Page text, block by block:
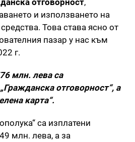
и използването на
Това става ясно от
пазар у нас към
г.
млн. лева са
отговорност“, а
карта“.
са изплатени
млн. лева, а за